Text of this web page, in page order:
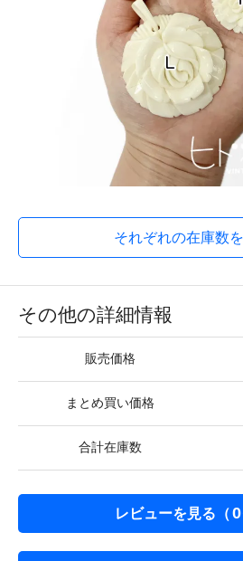
それぞれの在庫数
その他の詳細情報
販売価格
まとめ買い価格
合計在庫数
レビューを見る（0